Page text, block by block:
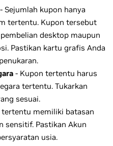
- Sejumlah kupon hanya
tertentu. Kupon tersebut
desktop maupun
Pastikan kartu grafis Anda
- Kupon tertentu harus
tertentu. Tukarkan
sesuai.
tertentu memiliki batasan
sensitif. Pastikan Akun
usia.